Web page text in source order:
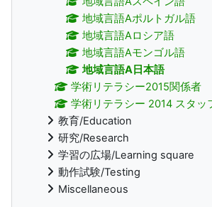
地域言語Aポルトガル語
地域言語Aロシア語
地域言語Aモンゴル語
地域言語A日本語
学術リテラシー2015関係者
学術リテラシー 2014 スタッ
教育/Education
研究/Research
学習の広場/Learning square
動作試験/Testing
Miscellaneous